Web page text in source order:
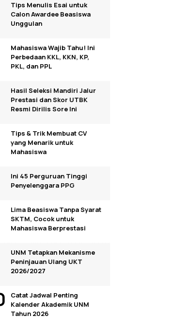
Tips Menulis Esai untuk
Calon Awardee Beasiswa
Unggulan
Mahasiswa Wajib Tahu! Ini
Perbedaan KKL, KKN, KP,
PKL, dan PPL
Hasil Seleksi Mandiri Jalur
Prestasi dan Skor UTBK
Resmi Dirilis Sore Ini
Tips & Trik Membuat CV
yang Menarik untuk
Mahasiswa
Ini 45 Perguruan Tinggi
Penyelenggara PPG
Lima Beasiswa Tanpa Syarat
SKTM, Cocok untuk
Mahasiswa Berprestasi
UNM Tetapkan Mekanisme
Peninjauan Ulang UKT
2026/2027
Catat Jadwal Penting
Kalender Akademik UNM
Tahun 2026